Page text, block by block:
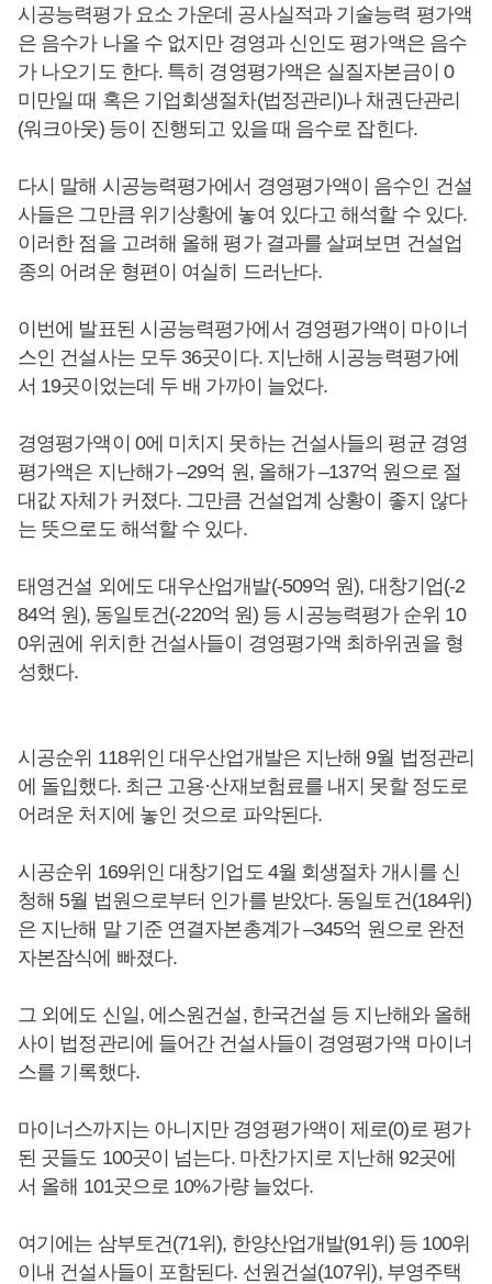
시공능력평가 요소 가운데 공사실적과 기술능력 평가액
은 음수가 나올 수 없지만 경영과 신인도 평가액은 음수
가 나오기도 한다. 특히 경영평가액은 실질자본금이 0
미만일 때 혹은 기업회생절차(법정관리)나 채권단관리
(워크아웃) 등이 진행되고 있을 때 음수로 잡힌다.
다시 말해 시공능력평가에서 경영평가액이 음수인 건설
사들은 그만큼 위기상황에 놓여 있다고 해석할 수 있다.
이러한 점을 고려해 올해 평가 결과를 살펴보면 건설업
종의 어려운 형편이 여실히 드러난다.
이번에 발표된 시공능력평가에서 경영평가액이 마이너
스인 건설사는 모두 36곳이다. 지난해 시공능력평가에
서 19곳이었는데 두 배 가까이 늘었다.
경영평가액이 0에 미치지 못하는 건설사들의 평균 경영
평가액은 지난해가 –29억 원, 올해가 –137억 원으로 절
대값 자체가 커졌다. 그만큼 건설업계 상황이 좋지 않다
는 뜻으로도 해석할 수 있다.
태영건설 외에도 대우산업개발(-509억 원), 대창기업(-2
84억 원), 동일토건(-220억 원) 등 시공능력평가 순위 10
0위권에 위치한 건설사들이 경영평가액 최하위권을 형
성했다.
시공순위 118위인 대우산업개발은 지난해 9월 법정관리
에 돌입했다. 최근 고용·산재보험료를 내지 못할 정도로
어려운 처지에 놓인 것으로 파악된다.
시공순위 169위인 대창기업도 4월 회생절차 개시를 신
청해 5월 법원으로부터 인가를 받았다. 동일토건(184위)
은 지난해 말 기준 연결자본총계가 –345억 원으로 완전
자본잠식에 빠졌다.
그 외에도 신일, 에스원건설, 한국건설 등 지난해와 올해
사이 법정관리에 들어간 건설사들이 경영평가액 마이너
스를 기록했다.
마이너스까지는 아니지만 경영평가액이 제로(0)로 평가
된 곳들도 100곳이 넘는다. 마찬가지로 지난해 92곳에
서 올해 101곳으로 10%가량 늘었다.
여기에는 삼부토건(71위), 한양산업개발(91위) 등 100위
이내 건설사들이 포함된다. 선원건설(107위), 부영주택